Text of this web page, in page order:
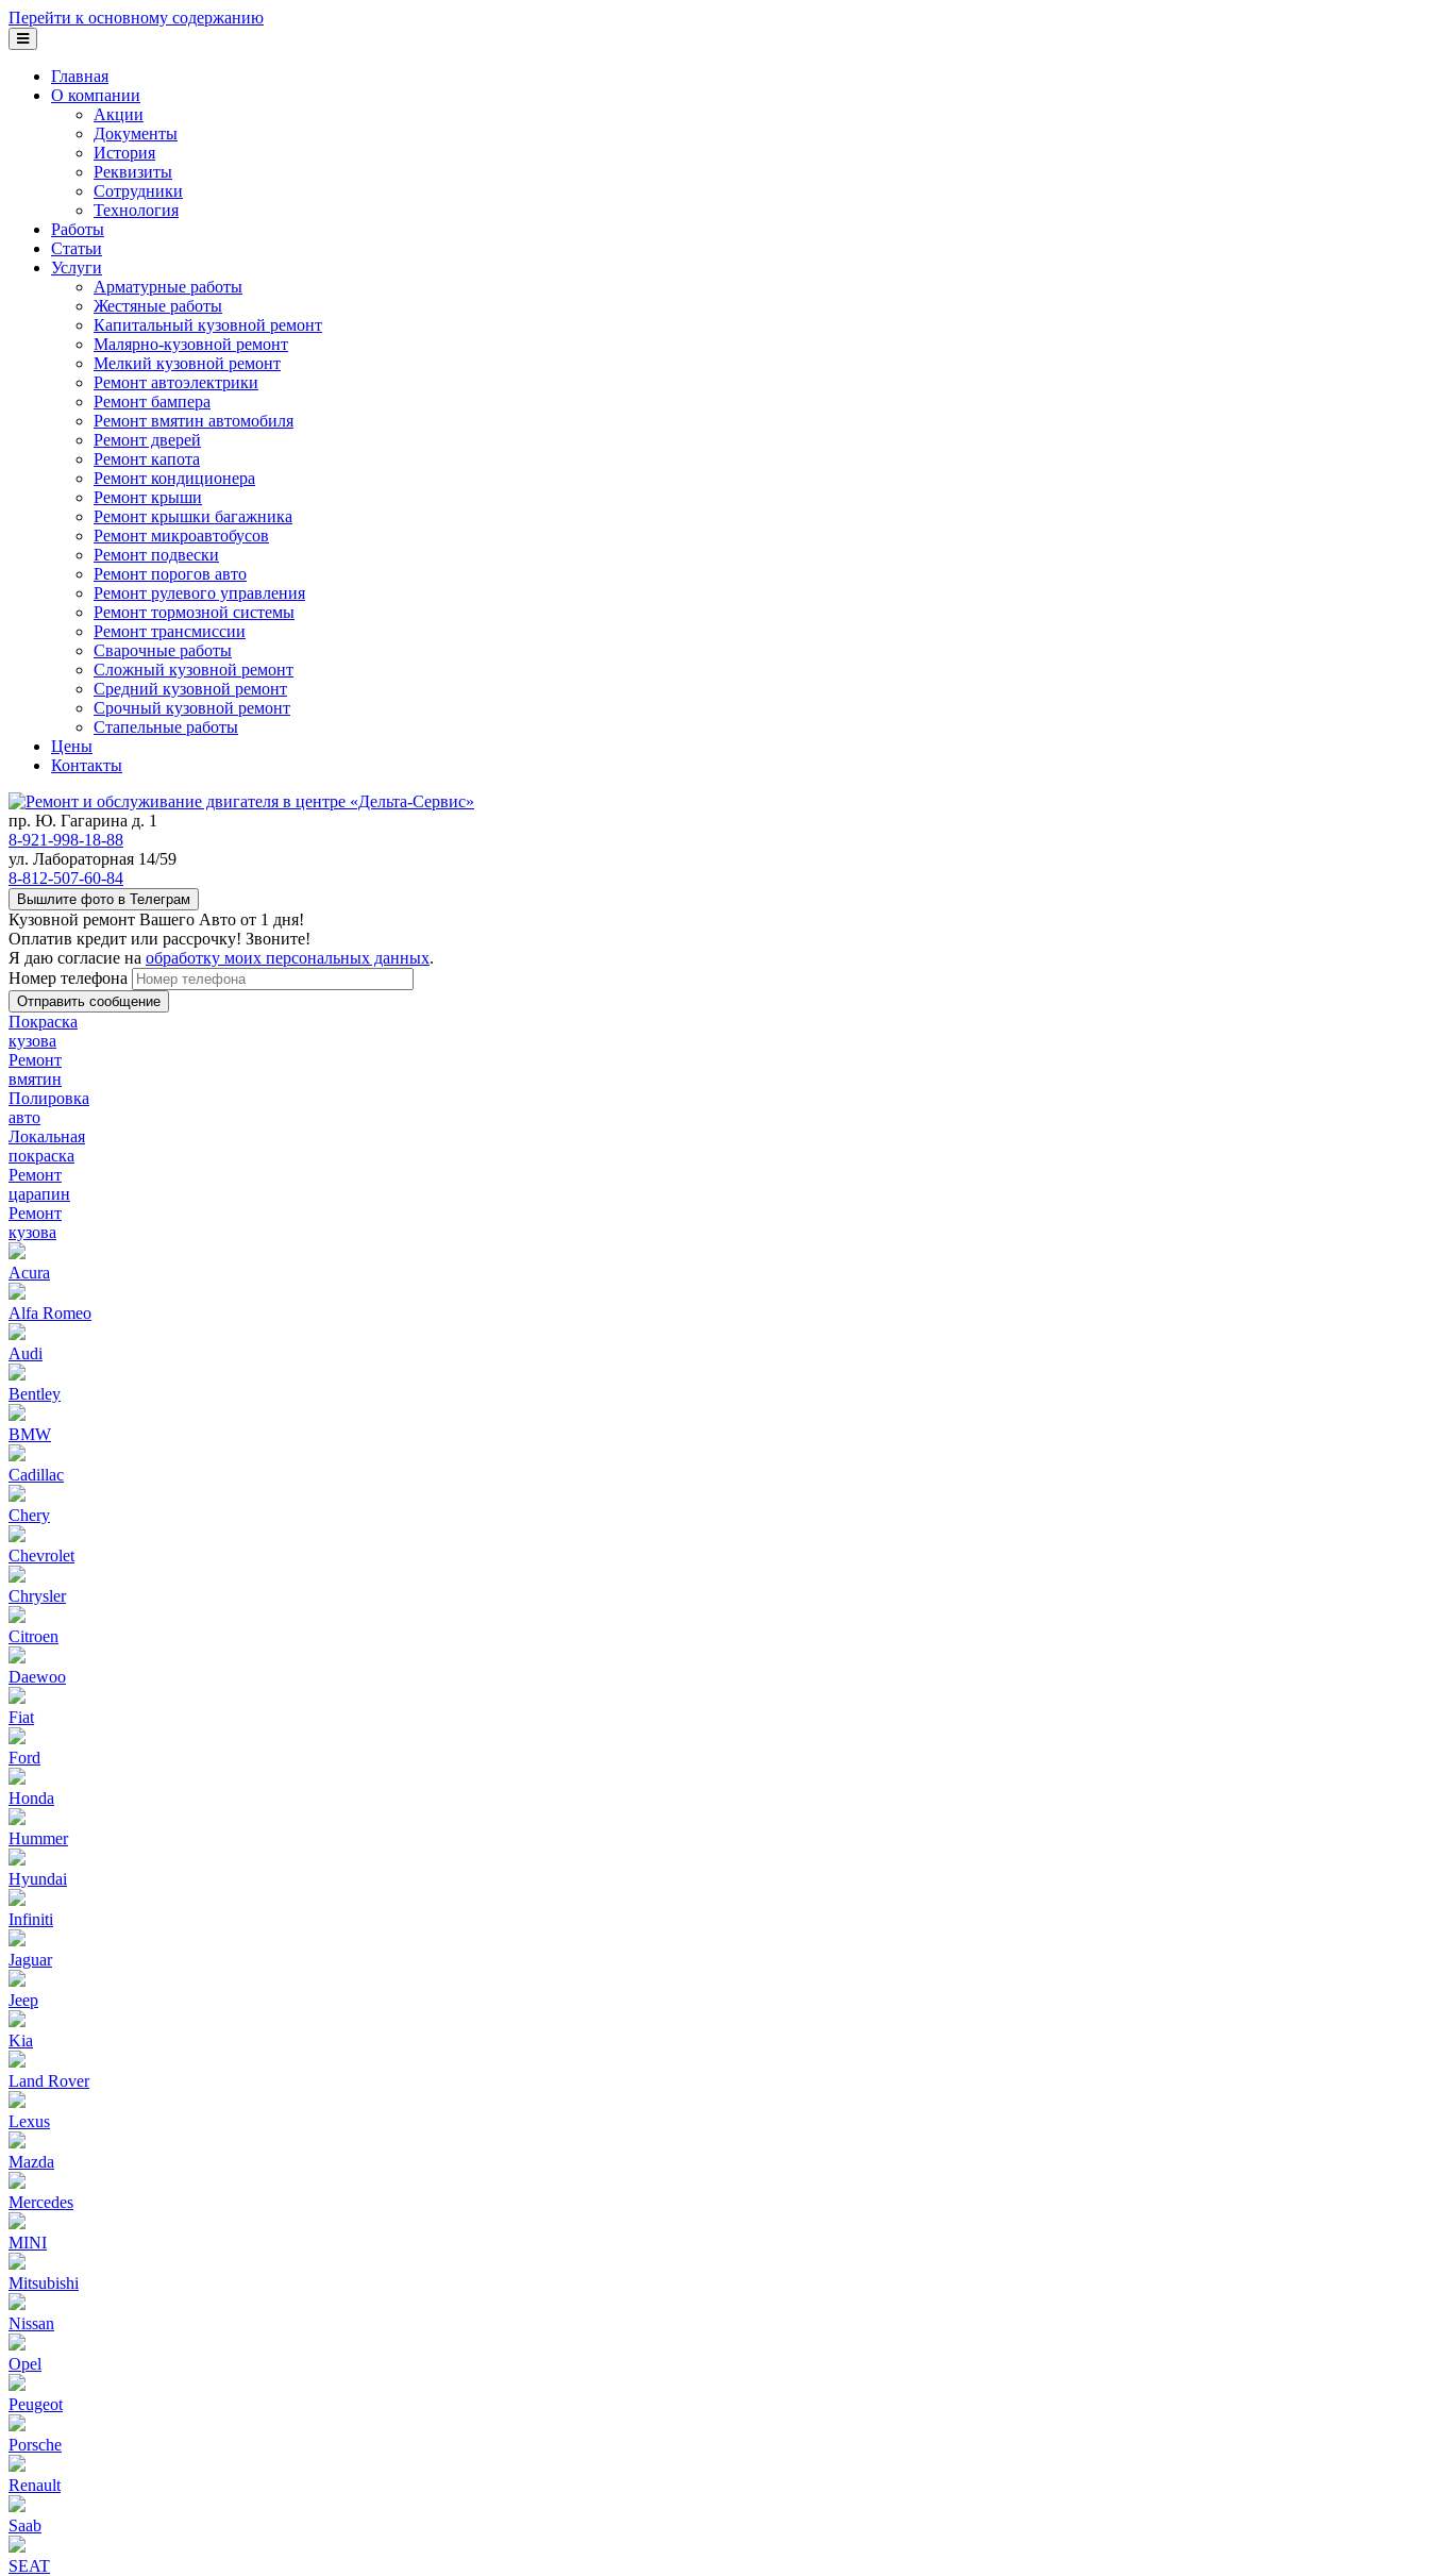
Перейти к основному содержанию
Главная
О компании
Акции
Документы
История
Реквизиты
Сотрудники
Технология
Работы
Статьи
Услуги
Арматурные работы
Жестяные работы
Капитальный кузовной ремонт
Малярно-кузовной ремонт
Мелкий кузовной ремонт
Ремонт автоэлектрики
Ремонт бампера
Ремонт вмятин автомобиля
Ремонт дверей
Ремонт капота
Ремонт кондиционера
Ремонт крыши
Ремонт крышки багажника
Ремонт микроавтобусов
Ремонт подвески
Ремонт порогов авто
Ремонт рулевого управления
Ремонт тормозной системы
Ремонт трансмиссии
Сварочные работы
Сложный кузовной ремонт
Средний кузовной ремонт
Срочный кузовной ремонт
Стапельные работы
Цены
Контакты
пр. Ю. Гагарина д. 1
8-921-998-18-88
ул. Лабораторная 14/59
8-812-507-60-84
Вышлите фото в Телеграм
Кузовной ремонт Вашего Авто от 1 дня!
Оплатив кредит или рассрочку! Звоните!
Я даю согласие на обработку моих персональных данных.
Номер телефона
Покраска
кузова
Ремонт
вмятин
Полировка
авто
Локальная
покраска
Ремонт
царапин
Ремонт
кузова
Acura
Alfa Romeo
Audi
Bentley
BMW
Cadillac
Chery
Chevrolet
Chrysler
Citroen
Daewoo
Fiat
Ford
Honda
Hummer
Hyundai
Infiniti
Jaguar
Jeep
Kia
Land Rover
Lexus
Mazda
Mercedes
MINI
Mitsubishi
Nissan
Opel
Peugeot
Porsche
Renault
Saab
SEAT